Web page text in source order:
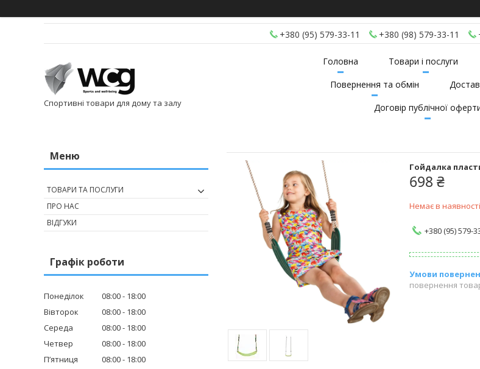
+380 (95) 579-33-11 +380 (98) 579-33-11
Спортивні товари для дому та залу
Головна Товари і послуги
Повернення та обмін
Договір публічної
Гойдалка
698 ₴
Немає в наявності
+380 (95) 579-
повернення
ТОВАРИ ТА ПОСЛУГИ
ПРО НАС
ВІДГУКИ
Графік роботи
Понеділок 08:00
18:00
Вівторок
08:00
18:00
Середа
08:00
18:00
Четвер
08:00
18:00
Пʼятниця
08:00
18:00